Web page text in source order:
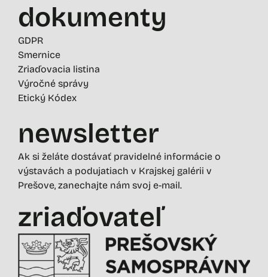
dokumenty
GDPR
Smernice
Zriaďovacia listina
Výročné správy
Etický Kódex
newsletter
Ak si želáte dostávať pravidelné informácie o
výstavách a podujatiach v Krajskej galérii v
Prešove, zanechajte nám svoj e-mail.
zriaďovateľ